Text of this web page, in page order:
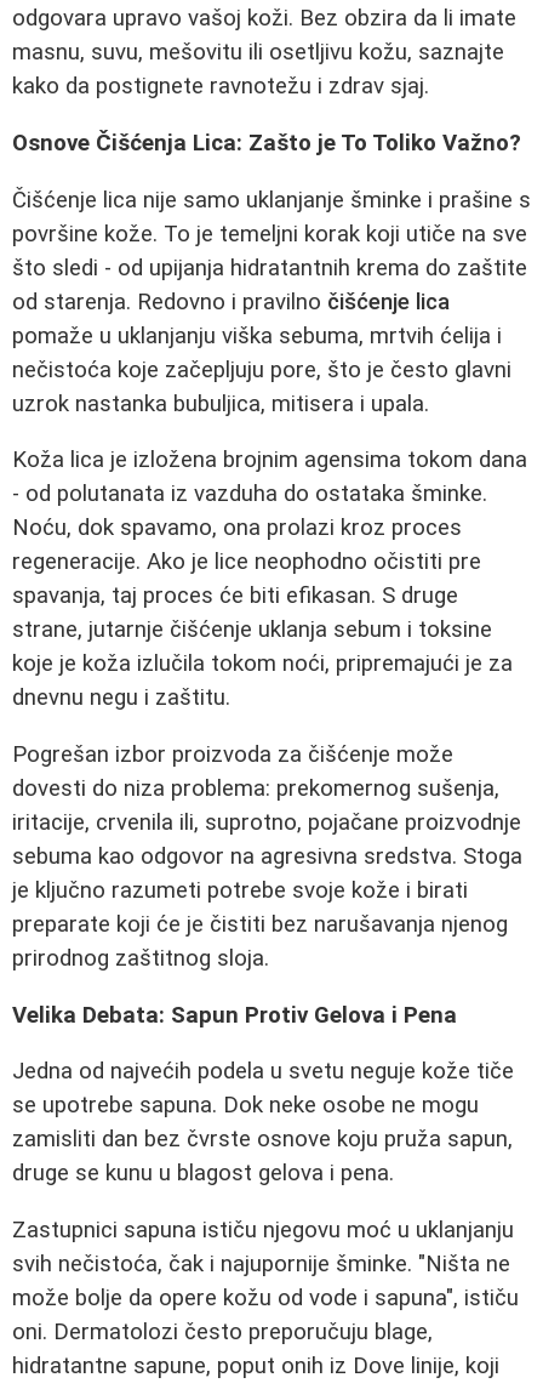
odgovara upravo vašoj koži. Bez obzira da li imate
masnu, suvu, mešovitu ili osetljivu kožu, saznajte
kako da postignete ravnotežu i zdrav sjaj.
Osnove Čišćenja Lica: Zašto je To Toliko Važno?
Čišćenje lica nije samo uklanjanje šminke i prašine s
površine kože. To je temeljni korak koji utiče na sve
što sledi - od upijanja hidratantnih krema do zaštite
od starenja. Redovno i pravilno čišćenje lica
pomaže u uklanjanju viška sebuma, mrtvih ćelija i
nečistoća koje začepljuju pore, što je često glavni
uzrok nastanka bubuljica, mitisera i upala.
Koža lica je izložena brojnim agensima tokom dana
- od polutanata iz vazduha do ostataka šminke.
Noću, dok spavamo, ona prolazi kroz proces
regeneracije. Ako je lice neophodno očistiti pre
spavanja, taj proces će biti efikasan. S druge
strane, jutarnje čišćenje uklanja sebum i toksine
koje je koža izlučila tokom noći, pripremajući je za
dnevnu negu i zaštitu.
Pogrešan izbor proizvoda za čišćenje može
dovesti do niza problema: prekomernog sušenja,
iritacije, crvenila ili, suprotno, pojačane proizvodnje
sebuma kao odgovor na agresivna sredstva. Stoga
je ključno razumeti potrebe svoje kože i birati
preparate koji će je čistiti bez narušavanja njenog
prirodnog zaštitnog sloja.
Velika Debata: Sapun Protiv Gelova i Pena
Jedna od najvećih podela u svetu neguje kože tiče
se upotrebe sapuna. Dok neke osobe ne mogu
zamisliti dan bez čvrste osnove koju pruža sapun,
druge se kunu u blagost gelova i pena.
Zastupnici sapuna ističu njegovu moć u uklanjanju
svih nečistoća, čak i najupornije šminke. "Ništa ne
može bolje da opere kožu od vode i sapuna", ističu
oni. Dermatolozi često preporučuju blage,
hidratantne sapune, poput onih iz Dove linije, koji